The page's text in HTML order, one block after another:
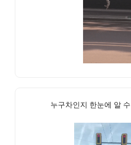
누구차인지 한눈에 알